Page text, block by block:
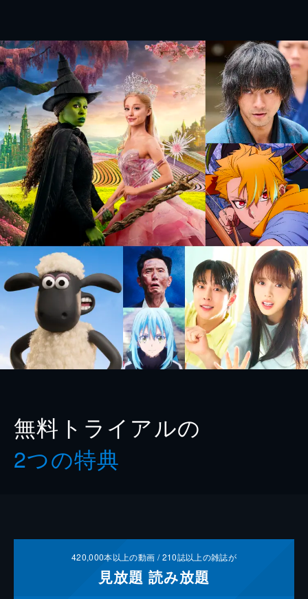
無料トライアルの
2つの特典
420,000本以上の動画 /210誌以上の雑誌が
見放題 読み放題